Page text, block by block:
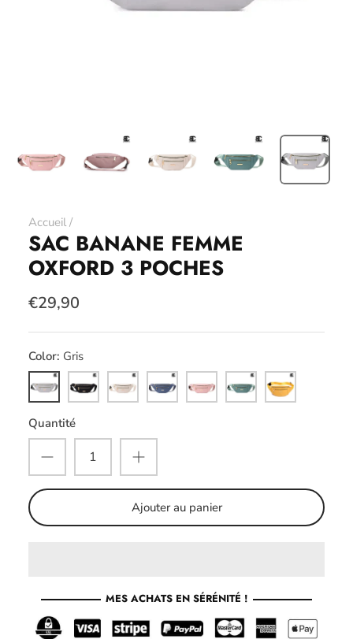
Accueil /
SAC BANANE FEMME
OXFORD 3 POCHES
€29,90
Color Gris
Gris
Noir Beige Bleu Rose Vert Jaune
Quantité
Ajouter au panier
MES ACHATS EN SÉRÉNITÉ !